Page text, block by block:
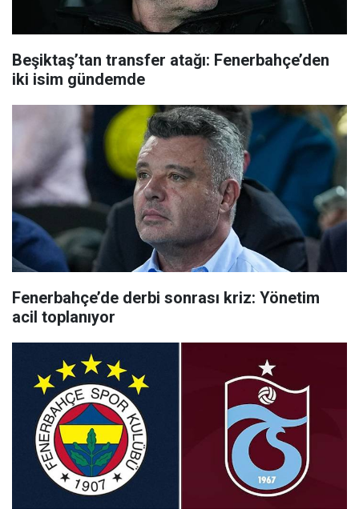
Beşiktaş’tan transfer atağı: Fenerbahçe’den
iki isim gündemde
Fenerbahçe’de derbi sonrası kriz: Yönetim
acil toplanıyor